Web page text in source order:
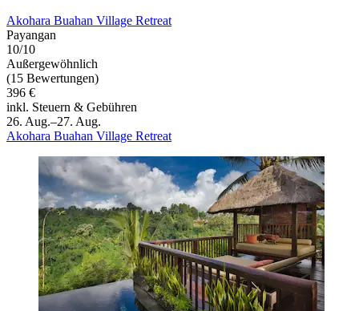
Akohara Buahan Village Retreat
Payangan
10/10
Außergewöhnlich
(15 Bewertungen)
396 €
inkl. Steuern & Gebühren
26. Aug.–27. Aug.
Akohara Buahan Village Retreat